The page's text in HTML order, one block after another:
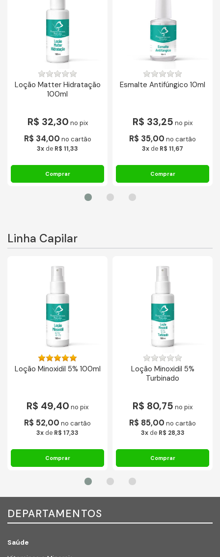
Loção Matter Hidratação
100ml
R$ 32,30 no pix
R$ 34,00 no cartão
3x de R$ 11,33
Esmalte Antifúngico 10ml
R$ 33,25 no pix
R$ 35,00 no cartão
3x de R$ 11,67
Linha Capilar
Loção Minoxidil 5% 100ml
R$ 49,40 no pix
R$ 52,00 no cartão
3x de R$ 17,33
Loção Minoxidil 5%
Turbinado
R$ 80,75 no pix
R$ 85,00 no cartão
3xde R$ 28,33
DEPARTAMENTOS
Saúde